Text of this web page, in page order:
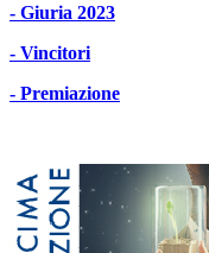
- Giuria 2023
- Vincitori
- Premiazione